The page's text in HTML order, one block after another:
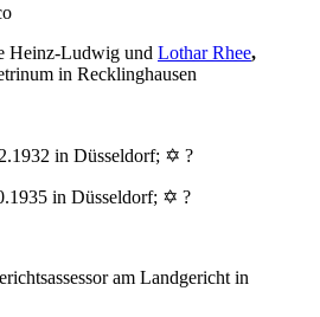
Heinz-Ludwig und Lothar Rhee,
in Recklinghausen
in Düsseldorf; ✡ ?
in Düsseldorf; ✡ ?
am Landgericht in